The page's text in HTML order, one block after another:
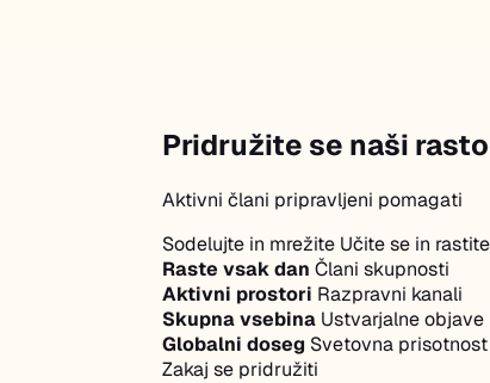
Pridružite se naši
Aktivni člani pripravljeni pomagati
Sodelujte in mrežite Učite se in rastite
Raste vsak dan Člani skupnosti
Aktivni prostori Razpravni kanali
Skupna vsebina Ustvarjalne objave
Globalni doseg Svetovna prisotnost
Zakaj se pridružiti